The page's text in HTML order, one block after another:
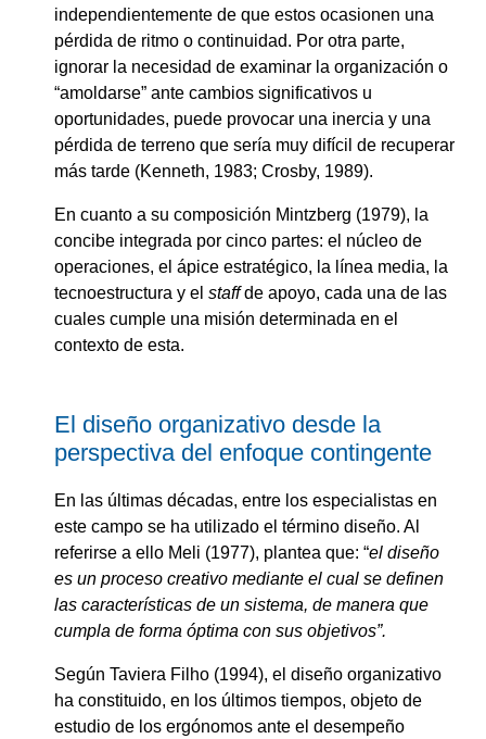
independientemente de que estos ocasionen una
pérdida de ritmo o continuidad. Por otra parte,
ignorar la necesidad de examinar la organización o
“amoldarse” ante cambios significativos u
oportunidades, puede provocar una inercia y una
pérdida de terreno que sería muy difícil de recuperar
más tarde (Kenneth, 1983; Crosby, 1989).
En cuanto a su composición Mintzberg (1979), la
concibe integrada por cinco partes: el núcleo de
operaciones, el ápice estratégico, la línea media, la
tecnoestructura y el staffde apoyo, cada una de las
cuales cumple una misión determinada en el
contexto de esta.
El diseño organizativo desde la
perspectiva del enfoque contingente
En las últimas décadas, entre los especialistas en
este campo se ha utilizado el término diseño. Al
referirse a ello Meli (1977), plantea que: “el diseño
es un proceso creativo mediante el cual se definen
las características de un sistema, de manera que
cumpla de forma óptima con sus objetivos”.
Según Taviera Filho (1994), el diseño organizativo
ha constituido, en los últimos tiempos, objeto de
estudio de los ergónomos ante el desempeño